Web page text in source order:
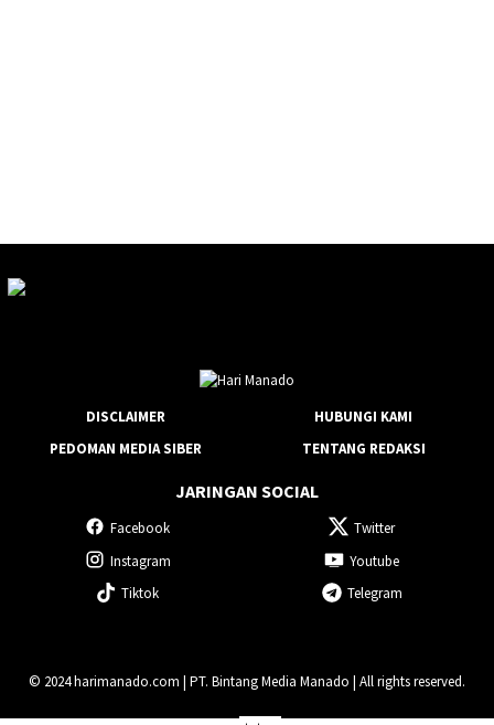
DISCLAIMER
HUBUNGI KAMI
PEDOMAN MEDIA SIBER
TENTANG REDAKSI
JARINGAN SOCIAL
Facebook
Twitter
Instagram
Youtube
Tiktok
Telegram
© 2024 harimanado.com | PT. Bintang Media Manado | All rights reserved.